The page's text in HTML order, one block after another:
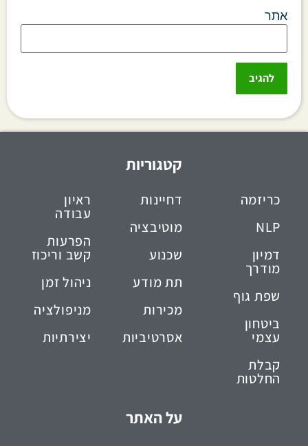
אתר
קטגוריות
כריזמה
NLP
דמיון
מודרך
שפת גוף
ביטחון
עצמי
קבלת
החלטות
דחיינות
מוטיבציה
שכנוע
תת מודע
מכירות
אסרטיביות
ראיון
עבודה
הפרעות
קשב וריכוז
ניהול זמן
מניפולציה
יצירתיות
על האתר